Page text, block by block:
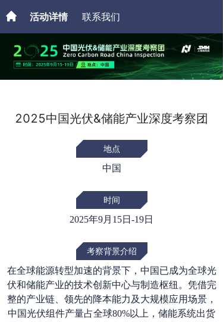
活动详情 联系我们
2025中国光伏&储能产业深度考察团
地点
中国
时间
2025年9月15日-19日
考察背景介绍
在全球能源转型加速的背景下，中国已成为全球光
伏和储能产业的技术创新中心与制造枢纽。凭借完
整的产业链、领先的降本能力及大规模应用场景，
中国光伏组件产量占全球80%以上，储能系统出货